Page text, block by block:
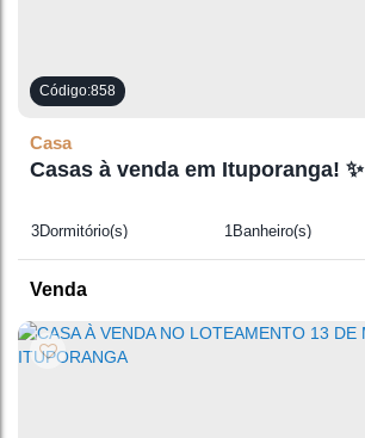
858
Casas à venda em Ituporanga! ✨ 📍
Ituporanga
Casa
3 Dormitório(s) 1 Banheiro(s)